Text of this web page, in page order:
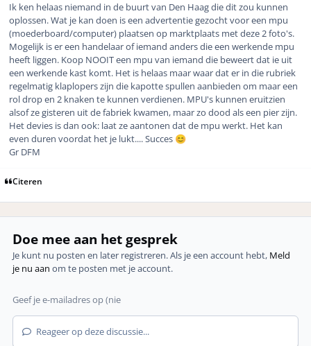
Ik ken helaas niemand in de buurt van Den Haag die dit zou kunnen
oplossen. Wat je kan doen is een advertentie gezocht voor een mpu
(moederboard/computer) plaatsen op marktplaats met deze 2 foto's.
Mogelijk is er een handelaar of iemand anders die een werkende mpu
heeft liggen. Koop NOOIT een mpu van iemand die beweert dat ie uit
een werkende kast komt. Het is helaas maar waar dat er in die rubriek
regelmatig klaplopers zijn die kapotte spullen aanbieden om maar een
rol drop en 2 knaken te kunnen verdienen. MPU's kunnen eruitzien
alsof ze gisteren uit de fabriek kwamen, maar zo dood als een pier zijn.
Het devies is dan ook: laat ze aantonen dat de mpu werkt. Het kan
even duren voordat het je lukt.... Succes 😊
Gr DFM
Citeren
Doe mee aan het gesprek
Je kunt nu posten en later registreren. Als je een account hebt, Meld
je nu aan om te posten met je account.
Reageer op deze discussie...